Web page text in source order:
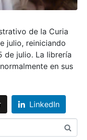
de la Curia
julio, reiniciando
de julio. La librería
en sus
LinkedIn